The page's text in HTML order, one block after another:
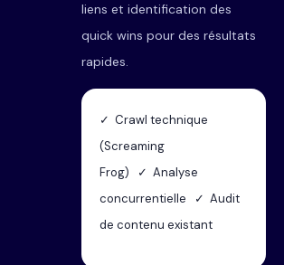
liens et identification des
quick wins pour des résultats
rapides.
✓ Crawl technique
(Screaming
Frog) ✓ Analyse
concurrentielle ✓ Audit
de contenu existant